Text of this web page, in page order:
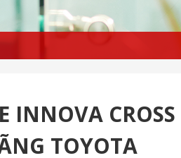
CROSS
TOYOTA